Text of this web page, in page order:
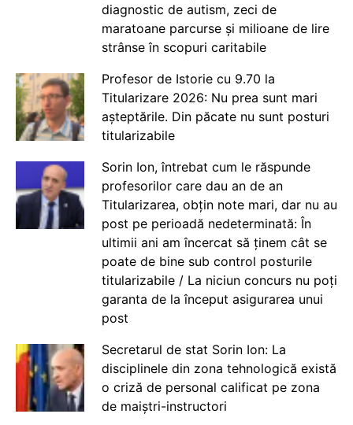
diagnostic de autism, zeci de
maratoane parcurse și milioane de lire
strânse în scopuri caritabile
Profesor de Istorie cu 9.70 la
Titularizare 2026: Nu prea sunt mari
așteptările. Din păcate nu sunt posturi
titularizabile
Sorin Ion, întrebat cum le răspunde
profesorilor care dau an de an
Titularizarea, obțin note mari, dar nu au
post pe perioadă nedeterminată: În
ultimii ani am încercat să ținem cât se
poate de bine sub control posturile
titularizabile / La niciun concurs nu poți
garanta de la început asigurarea unui
post
Secretarul de stat Sorin Ion: La
disciplinele din zona tehnologică există
o criză de personal calificat pe zona
de maiștri-instructori